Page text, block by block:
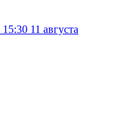
15:30 11 августа